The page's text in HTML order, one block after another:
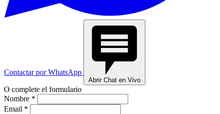
Contactar por WhatsApp
Abrir Chat en Vivo
O complete el formulario
Nombre *
Email *